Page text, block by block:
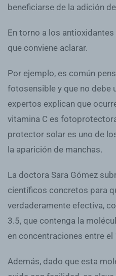
beneficiarse de la adición
En torno a los
que conviene aclarar.
Por ejemplo, es común
fotosensible y que no debe
expertos explican que
vitamina C es
protector solar es uno de
la aparición de manchas.
La doctora Sara Gómez
científicos concretos para
verdaderamente efectiva,
3.5, que contenga la
en concentraciones entre el
Además, dado que esta